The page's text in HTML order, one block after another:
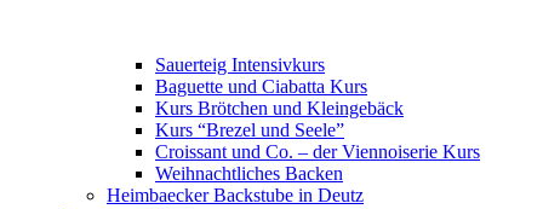
Sauerteig Intensivkurs
Baguette und Ciabatta Kurs
Kurs Brötchen und Kleingebäck
Kurs “Brezel und Seele”
Croissant und Co. – der Viennoiserie Kurs
Weihnachtliches Backen
Heimbaecker Backstube in Deutz